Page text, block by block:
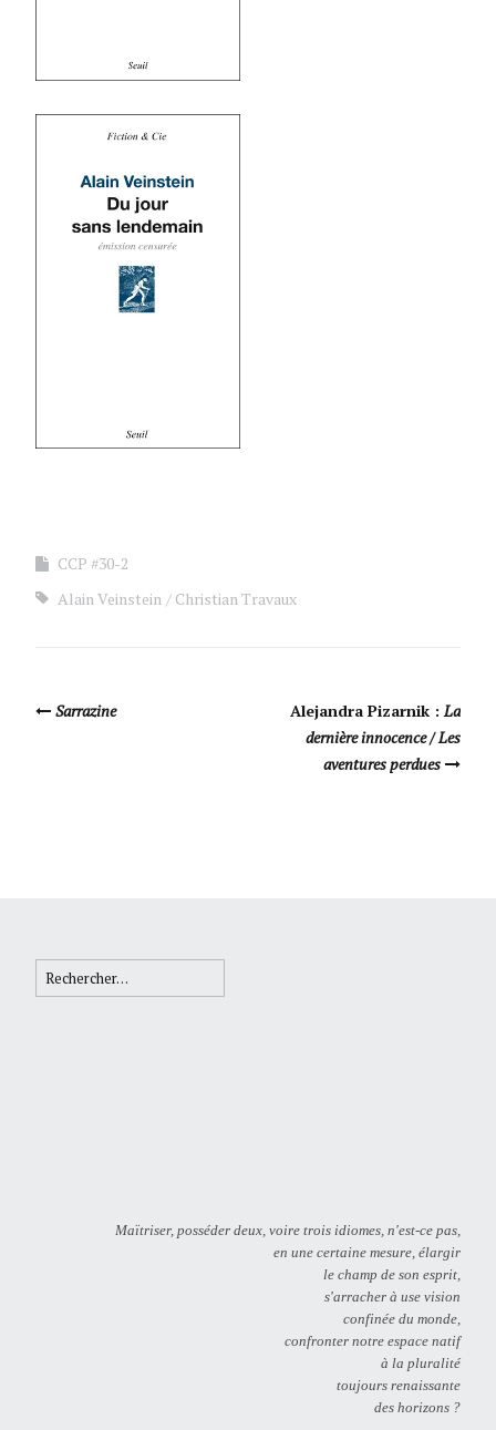
CCP #30-2
Alain Veinstein
Christian Travaux
Navigation Article
Sarrazine Alejandra Pizarnik :La
dernière innocence / Les
aventures perdues
Rechercher :
Maïtriser, posséder deux, voire trois idiomes, n'est-ce pas,
en une certaine mesure, élargir
le champ de son esprit,
s'arracher à use vision
confinée du monde,
confronter notre espace natif
à la pluralité
toujours renaissante
des horizons ?